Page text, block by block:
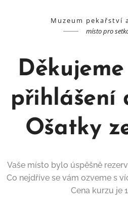
Muzeum pekařství
místo pro
přihlášení
Ošatky
Vaše místo bylo úspěšně
Co nejdříve se vám ozveme s
Cena kurzu je